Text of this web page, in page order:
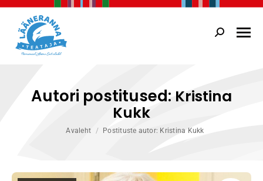
Search:
Autori postitused: Kristina
Kukk
You are here:Avaleht Postituste autor: Kristina Kukk